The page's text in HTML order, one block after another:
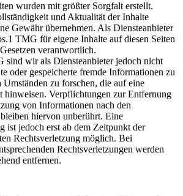
wurden mit größter Sorgfalt erstellt.
und Aktualität der Inhalte
Gewähr übernehmen. Als Diensteanbieter
TMG für eigene Inhalte auf diesen Seiten
verantwortlich.
sind wir als Diensteanbieter jedoch nicht
oder gespeicherte fremde Informationen zu
Umständen zu forschen, die auf eine
hinweisen. Verpflichtungen zur Entfernung
von Informationen nach den
hiervon unberührt. Eine
ist jedoch erst ab dem Zeitpunkt der
Rechtsverletzung möglich. Bei
Rechtsverletzungen werden
entfernen.